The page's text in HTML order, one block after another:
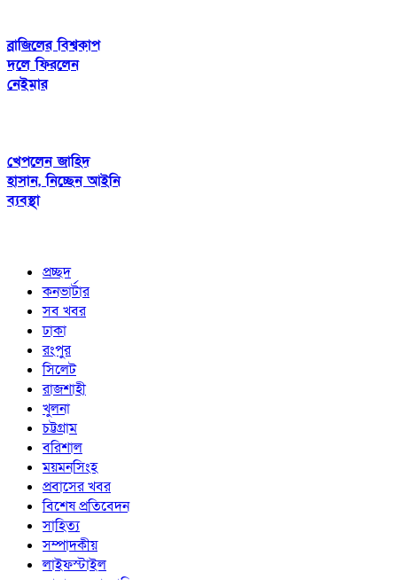
ব্রাজিলের বিশ্বকাপ
দলে ফিরলেন
নেইমার
খেপলেন জাহিদ
হাসান, নিচ্ছেন আইনি
ব্যবস্থা
প্রচ্ছদ
কনভার্টার
সব খবর
ঢাকা
রংপুর
সিলেট
রাজশাহী
খুলনা
চট্টগ্রাম
বরিশাল
ময়মনসিংহ
প্রবাসের খবর
বিশেষ প্রতিবেদন
সাহিত্য
সম্পাদকীয়
লাইফস্টাইল